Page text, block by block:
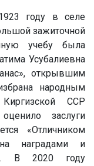
году в селе
зажиточной
учебу была
Усубалиевна
открывшим
народным
ССР
заслуги
«Отличником
наградами и
В 2020 году